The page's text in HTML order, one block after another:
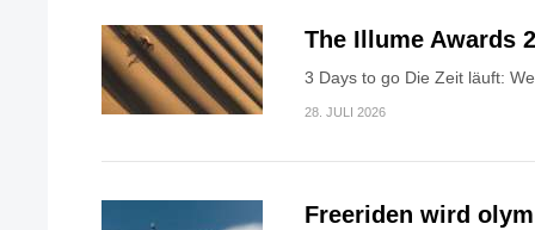
The Illume Awards
3 Days to go Die Zeit läuft:
28. JULI 2026
Freeriden wird